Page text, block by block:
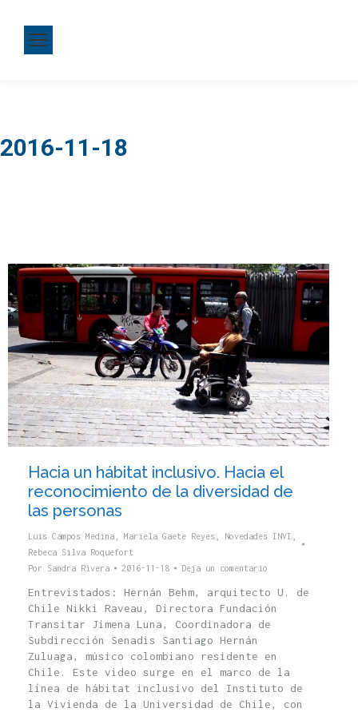
2016-11-18
Hacia un hábitat inclusivo. Hacia el
reconocimiento de la diversidad de
las personas
Luis Campos Medina Mariela Gaete Reyes Novedades INVI
Rebeca Silva Roquefort
Por Sandra Rivera 2016-11-18 Deja un comentario
Entrevistados: Hernán Behm, arquitecto U. de
Chile Nikki Raveau, Directora Fundación
Transitar Jimena Luna, Coordinadora de
Subdirección Senadis Santiago Hernán
Zuluaga, músico colombiano residente en
Chile. Este video surge en el marco de la
línea de hábitat inclusivo del Instituto de
la Vivienda de la Universidad de Chile, con